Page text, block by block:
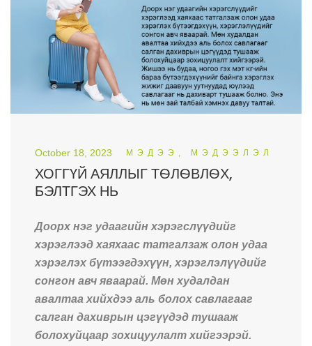
October 18, 2023 МЭДЭЭ, МЭДЭЭЛЭЛ
ХОГГҮЙ АЯЛЛЫГ ТѲЛѲВЛѲХ,
БЭЛТГЭХ НЬ
Доорх нэг удаагийн хэрэгслүүдийг
хэрэглээд хаяхаас татгалзаж олон удаа
хэрэглэх бүтээгдэхүүн, хэрэглэлүүдийг
сонгон авч яваарай. Мөн худалдан
авалтаа хийхдээ аль болох савлагааг
салган дахиврын цэгүүдэд тушааж
болохуйцаар зохицуулалт хийгээрэй.